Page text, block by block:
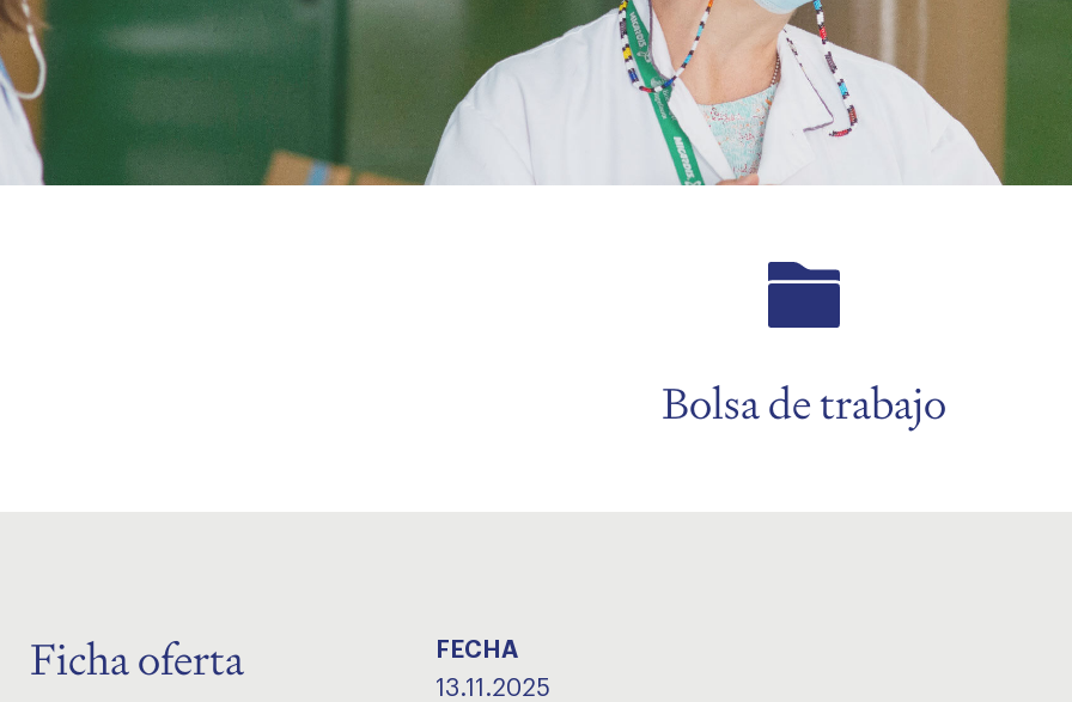
Bolsa de trabajo
Ficha oferta
FECHA
13.11.2025